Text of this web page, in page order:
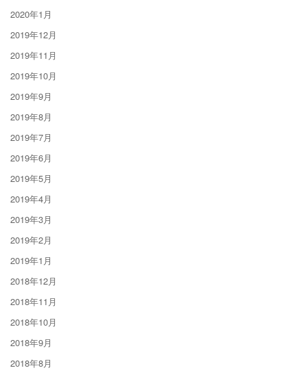
2020年1月
2019年12月
2019年11月
2019年10月
2019年9月
2019年8月
2019年7月
2019年6月
2019年5月
2019年4月
2019年3月
2019年2月
2019年1月
2018年12月
2018年11月
2018年10月
2018年9月
2018年8月